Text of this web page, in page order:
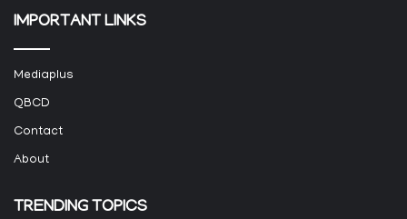
IMPORTANT LINKS
Mediaplus
QBCD
Contact
About
TRENDING TOPICS